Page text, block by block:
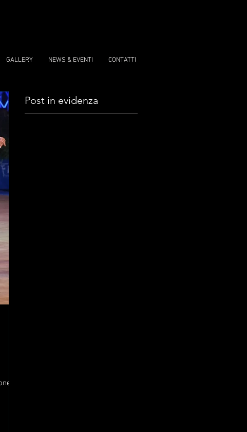
GALLERY NEWS & EVENTI CONTATTI
Post in evidenza